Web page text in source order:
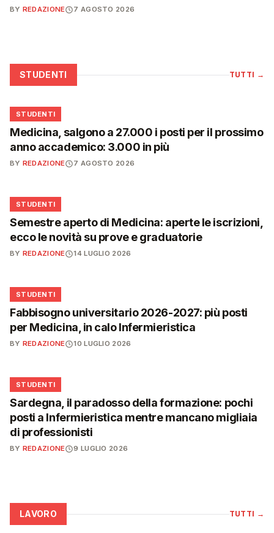
BY REDAZIONE 7 AGOSTO 2026
STUDENTI TUTTI →
🎓
STUDENTI
Medicina, salgono a 27.000 i posti per il prossimo
anno accademico: 3.000 in più
BY REDAZIONE 7 AGOSTO 2026
🎓
STUDENTI
Semestre aperto di Medicina: aperte le iscrizioni,
ecco le novità su prove e graduatorie
BY REDAZIONE 14 LUGLIO 2026
🎓
STUDENTI
Fabbisogno universitario 2026-2027: più posti
per Medicina, in calo Infermieristica
BY REDAZIONE 10 LUGLIO 2026
🎓
STUDENTI
Sardegna, il paradosso della formazione: pochi
posti a Infermieristica mentre mancano migliaia
di professionisti
BY REDAZIONE 9 LUGLIO 2026
LAVORO TUTTI →